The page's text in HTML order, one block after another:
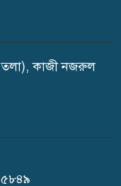
দোসররা-প্রতিমন্ত্রী
অভ্যুত্থান দিবসে
তলা), কাজী নজরুল